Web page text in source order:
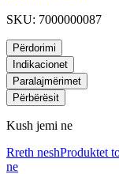
SKU: 7000000087
Përdorimi
Indikacionet
Paralajmërimet
Përbërësit
Kush jemi ne
Rreth neshProduktet
ne